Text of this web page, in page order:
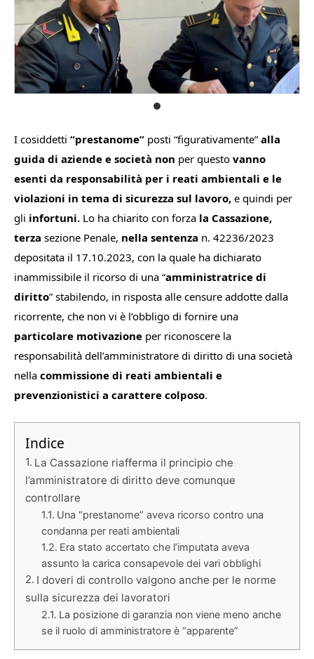
I cosiddetti “prestanome” posti “figurativamente” alla
guida di aziende e società non per questo vanno
esenti da responsabilità per i reati ambientali e le
violazioni in tema di sicurezza sul lavoro, e quindi per
gli infortuni. Lo ha chiarito con forza la Cassazione,
terza sezione Penale, nella sentenza n. 42236/2023
depositata il 17.10.2023, con la quale ha dichiarato
inammissibile il ricorso di una “amministratrice di
diritto” stabilendo, in risposta alle censure addotte dalla
ricorrente, che non vi è l’obbligo di fornire una
particolare motivazione per riconoscere la
responsabilità dell’amministratore di diritto di una società
nella commissione di reati ambientali e
prevenzionistici a carattere colposo.
Indice
La Cassazione riafferma il principio che
l’amministratore di diritto deve comunque
controllare
Una “prestanome” aveva ricorso contro una
condanna per reati ambientali
Era stato accertato che l’imputata aveva
assunto la carica consapevole dei vari obblighi
I doveri di controllo valgono anche per le norme
sulla sicurezza dei lavoratori
La posizione di garanzia non viene meno anche
se il ruolo di amministratore è “apparente”